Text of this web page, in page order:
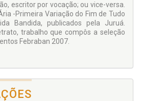
escritor por vocação; ou vice-versa.
-Primeira Variação do Fim de Tudo
Bandida, publicados pela Juruá.
trabalho que compôs a seleção
Febraban 2007.